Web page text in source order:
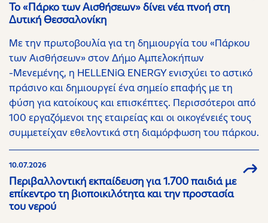
Το «Πάρκο των Αισθήσεων» δίνει νέα πνοή στη
Δυτική Θεσσαλονίκη
Με την πρωτοβουλία για τη δημιουργία του «Πάρκου
των Αισθήσεων» στον Δήμο Αμπελοκήπων
-Μενεμένης, η HELLENiQ ENERGY ενισχύει το αστικό
πράσινο και δημιουργεί ένα σημείο επαφής με τη
φύση για κατοίκους και επισκέπτες. Περισσότεροι από
100 εργαζόμενοι της εταιρείας και οι οικογένειές τους
συμμετείχαν εθελοντικά στη διαμόρφωση του πάρκου.
10.07.2026
Περιβαλλοντική εκπαίδευση για 1.700 παιδιά με
επίκεντρο τη βιοποικιλότητα και την προστασία
του νερού